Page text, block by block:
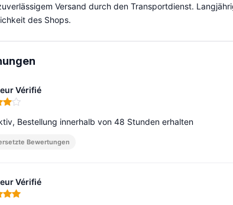
Versand durch den Transportdienst.
des Shops.
Vérifié
4 von 5
Bestellung innerhalb von 48 Stunden erhalten
Bewertungen
Vérifié
5 von 5